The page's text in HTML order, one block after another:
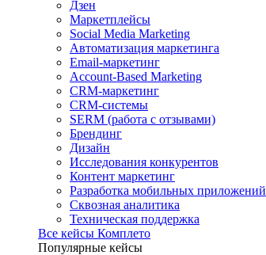
Дзен
Маркетплейсы
Social Media Marketing
Автоматизация маркетинга
Email-маркетинг
Account-Based Marketing
CRM-маркетинг
CRM-системы
SERM (работа с отзывами)
Брендинг
Дизайн
Исследования конкурентов
Контент маркетинг
Разработка мобильных приложений
Сквозная аналитика
Техническая поддержка
Все кейсы Комплето
Популярные кейсы